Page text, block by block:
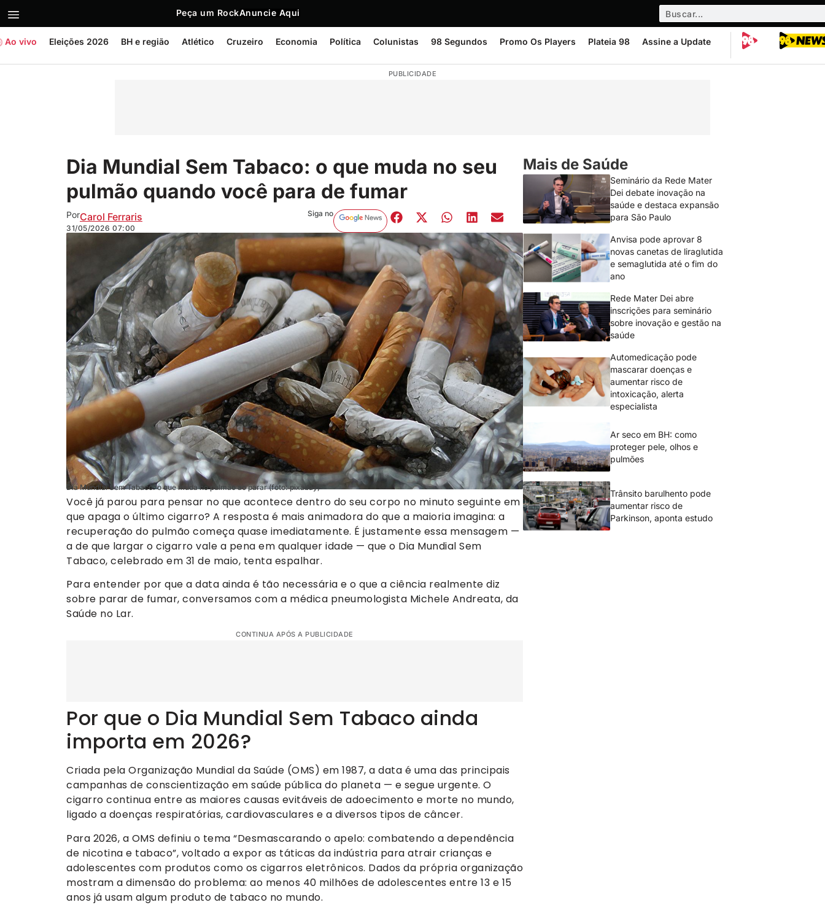
Peça um RockAnuncie Aqui
Ao vivo Eleições 2026 BH e região Atlético Cruzeiro Economia Política Colunistas 98 Segundos Promo Os Players Plateia 98 Assine a Update
PUBLICIDADE
Dia Mundial Sem Tabaco: o que muda no seu
pulmão quando você para de fumar
PorCarol Ferraris
31/05/2026 07:00
Siga no
Dia Mundial Sem Tabaco: o que muda no pulmão ao parar (foto: pixabay)
Você já parou para pensar no que acontece dentro do seu corpo no minuto seguinte em
que apaga o último cigarro? A resposta é mais animadora do que a maioria imagina: a
recuperação do pulmão começa quase imediatamente. É justamente essa mensagem —
a de que largar o cigarro vale a pena em qualquer idade — que o Dia Mundial Sem
Tabaco, celebrado em 31 de maio, tenta espalhar.
Para entender por que a data ainda é tão necessária e o que a ciência realmente diz
sobre parar de fumar, conversamos com a médica pneumologista Michele Andreata, da
Saúde no Lar.
CONTINUA APÓS A PUBLICIDADE
Por que o Dia Mundial Sem Tabaco ainda
importa em 2026?
Criada pela Organização Mundial da Saúde (OMS) em 1987, a data é uma das principais
campanhas de conscientização em saúde pública do planeta — e segue urgente. O
cigarro continua entre as maiores causas evitáveis de adoecimento e morte no mundo,
ligado a doenças respiratórias, cardiovasculares e a diversos tipos de câncer.
Para 2026, a OMS definiu o tema “Desmascarando o apelo: combatendo a dependência
de nicotina e tabaco”, voltado a expor as táticas da indústria para atrair crianças e
adolescentes com produtos como os cigarros eletrônicos. Dados da própria organização
mostram a dimensão do problema: ao menos 40 milhões de adolescentes entre 13 e 15
anos já usam algum produto de tabaco no mundo.
Mais de Saúde
Seminário da Rede Mater
Dei debate inovação na
saúde e destaca expansão
para São Paulo
Anvisa pode aprovar 8
novas canetas de liraglutida
e semaglutida até o fim do
ano
Rede Mater Dei abre
inscrições para seminário
sobre inovação e gestão na
saúde
Automedicação pode
mascarar doenças e
aumentar risco de
intoxicação, alerta
especialista
Ar seco em BH: como
proteger pele, olhos e
pulmões
Trânsito barulhento pode
aumentar risco de
Parkinson, aponta estudo